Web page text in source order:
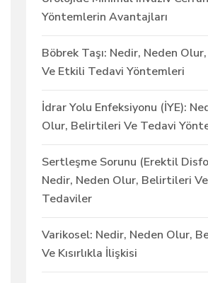
Yöntemlerin Avantajları
Böbrek Taşı: Nedir, Neden
Ve Etkili Tedavi Yöntemleri
İdrar Yolu Enfeksiyonu (İYE):
Olur, Belirtileri Ve Tedavi
Sertleşme Sorunu (Erektil
Nedir, Neden Olur, Belirtileri
Tedaviler
Varikosel: Nedir, Neden Olur,
Ve Kısırlıkla İlişkisi